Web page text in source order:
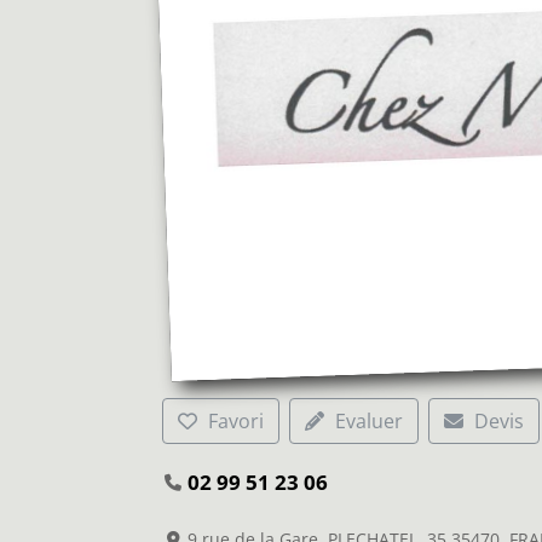
Favori Evaluer Devis
02 99 51 23 06